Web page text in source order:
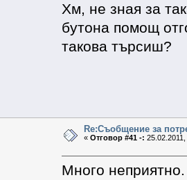
Хм, не зная за
бутона помощ
такова търсиш?
Re:Съобщение за
«Отговор #41 -:
Много